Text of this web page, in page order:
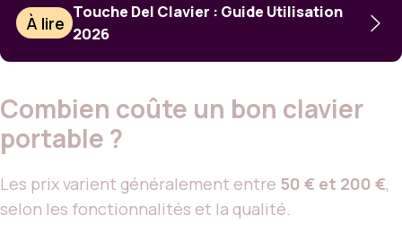
À lire
Touche Del Clavier : Guide Utilisation
2026
Combien coûte un bon clavier
portable ?
Les prix varient généralement entre 50 € et 200 €,
selon les fonctionnalités et la qualité.